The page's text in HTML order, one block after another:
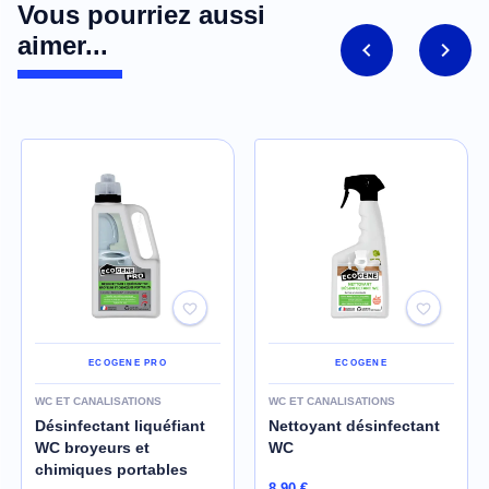
Vous pourriez aussi
aimer...
ECOGENE PRO
WC ET CANALISATIONS
Désinfectant liquéfiant
WC broyeurs et
chimiques portables
ECOGENE
WC ET CANALISATIONS
Nettoyant désinfectant
WC